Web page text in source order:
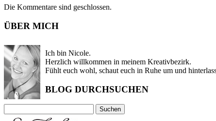
Die Kommentare sind geschlossen.
ÜBER MICH
Ich bin Nicole.
Herzlich willkommen in meinem Kreativbezirk.
Fühlt euch wohl, schaut euch in Ruhe um und
BLOG DURCHSUCHEN
nach: